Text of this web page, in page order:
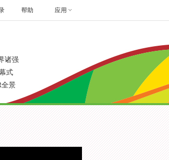
帮助 应用
诸强
式
全景